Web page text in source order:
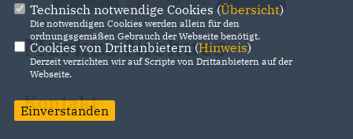
Markus Niehues
Kontakt
Technisch notwendige Cookies (Übersicht)
Die notwendigen Cookies werden allein für den
ordnungsgemäßen Gebrauch der Webseite benötigt.
Cookies von Drittanbietern (Hinweis)
Derzeit verzichten wir auf Scripte von Drittanbietern auf der
Webseite.
Einverstanden